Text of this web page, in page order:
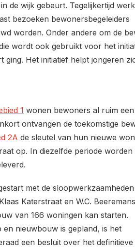
de wijk gebeurt. Tegelijkertijd
bezoeken bewonersbegeleiders
worden. Onder andere om de
wordt ook gebruikt voor het
ging. Het initiatief helpt jongeren
1 wonen bewoners al ruim
ontvangen de toekomstige
2A de sleutel van hun nieuwe
op. In diezelfde periode worden
met de sloopwerkzaamheden
Katerstraat en W.C.
van 166 woningen kan starten.
nieuwbouw is gepland, is het
een besluit over het definitieve